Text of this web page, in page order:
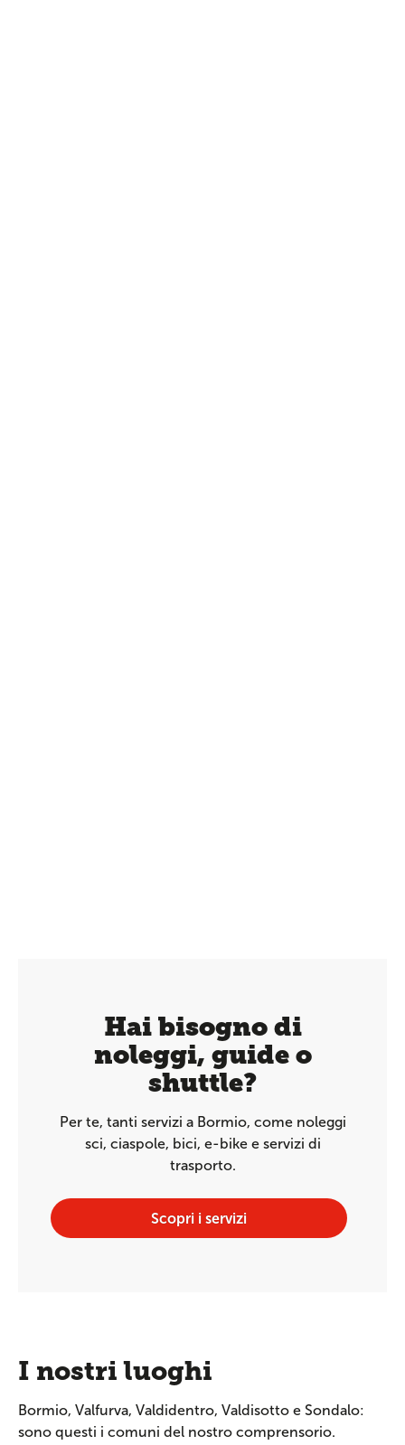
Hai bisogno di
noleggi, guide o
shuttle?
Per te, tanti servizi a Bormio, come noleggi
sci, ciaspole, bici, e-bike e servizi di
trasporto.
Scopri i servizi
I nostri luoghi
Bormio, Valfurva, Valdidentro, Valdisotto e Sondalo:
sono questi i comuni del nostro comprensorio.